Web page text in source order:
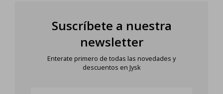
Suscríbete a nuestra
newsletter
Enterate primero de todas las novedades y
descuentos en Jysk